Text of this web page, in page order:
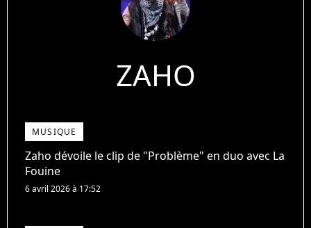
ZAHO
MUSIQUE
Zaho dévoile le clip de "Problème" en duo avec La
Fouine
6 avril 2026 à 17:52